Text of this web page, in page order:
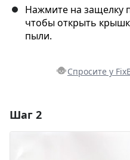
Нажмите на защелку
чтобы открыть
пыли.
Спросите у
Шаг 2